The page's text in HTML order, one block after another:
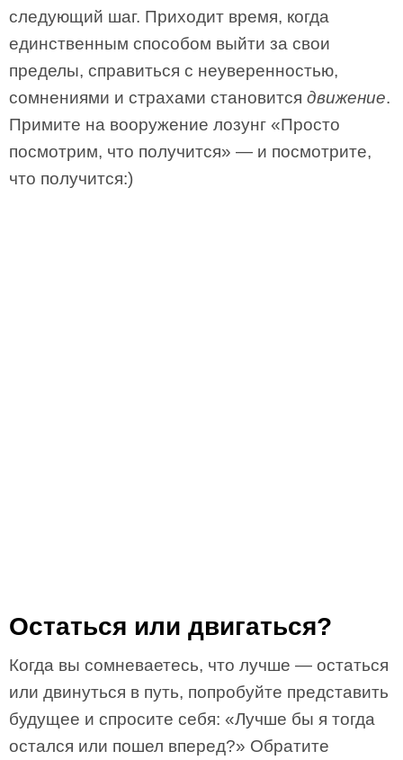
следующий шаг. Приходит время, когда
единственным способом выйти за свои
пределы, справиться с неуверенностью,
сомнениями и страхами становится движение.
Примите на вооружение лозунг «Просто
посмотрим, что получится» — и посмотрите,
что получится:)
Остаться или двигаться?
Когда вы сомневаетесь, что лучше — остаться
или двинуться в путь, попробуйте представить
будущее и спросите себя: «Лучше бы я тогда
остался или пошел вперед?» Обратите